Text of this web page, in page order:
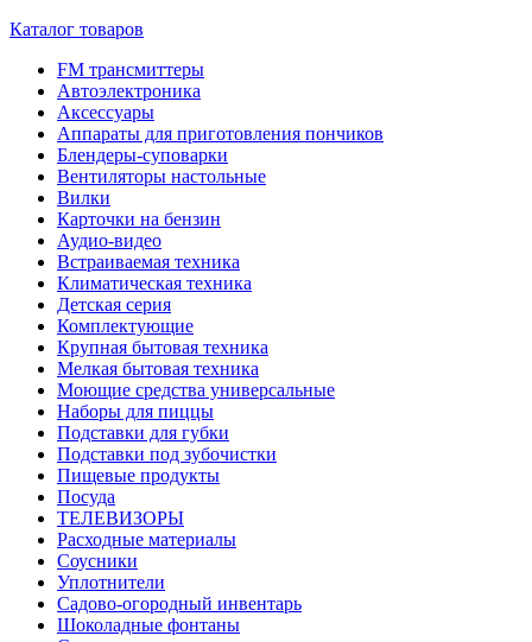
Каталог товаров
FM трансмиттеры
Автоэлектроника
Аксессуары
Аппараты для приготовления пончиков
Блендеры-суповарки
Вентиляторы настольные
Вилки
Карточки на бензин
Аудио-видео
Встраиваемая техника
Климатическая техника
Детская серия
Комплектующие
Крупная бытовая техника
Мелкая бытовая техника
Моющие средства универсальные
Наборы для пиццы
Подставки для губки
Подставки под зубочистки
Пищевые продукты
Посуда
ТЕЛЕВИЗОРЫ
Расходные материалы
Соусники
Уплотнители
Садово-огородный инвентарь
Шоколадные фонтаны